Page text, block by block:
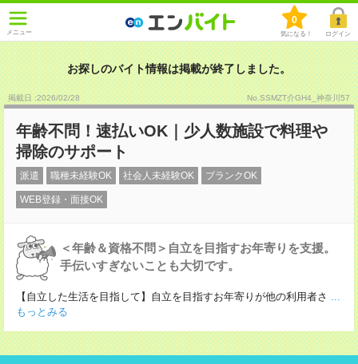
メニュー
0
気になる！ ログイン
お探しのバイト情報は掲載が終了しました。
掲載日 :2026/02/28 No.SSMZT介GH4_神奈川57
年齢不問！速払いOK｜少人数施設で料理や
掃除のサポート
派遣 職種未経験OK 社会人未経験OK ブランクOK
WEB登録・面接OK
＜年齢＆資格不問＞自立を目指すお年寄りを支援。
手伝いすぎないことも大切です。
【自立した生活を目指して】自立を目指すお年寄りが他の利用者さ ...
もっとみる